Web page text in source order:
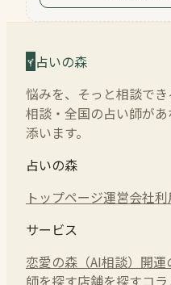
占いの森
悩みを、そっと相談でき
相談・全国の占い師があ
添います。
占いの森
トップページ運営会社利
サービス
恋愛の森（AI相談） 開運
師を探す店舗を探すコラ